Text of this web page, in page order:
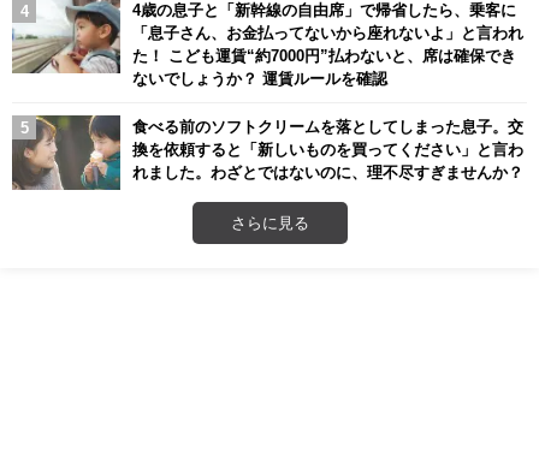
4歳の息子と「新幹線の自由席」で帰省したら、乗客に
「息子さん、お金払ってないから座れないよ」と言われ
た！ こども運賃“約7000円”払わないと、席は確保でき
ないでしょうか？ 運賃ルールを確認
食べる前のソフトクリームを落としてしまった息子。交
換を依頼すると「新しいものを買ってください」と言わ
れました。わざとではないのに、理不尽すぎませんか？
さらに見る